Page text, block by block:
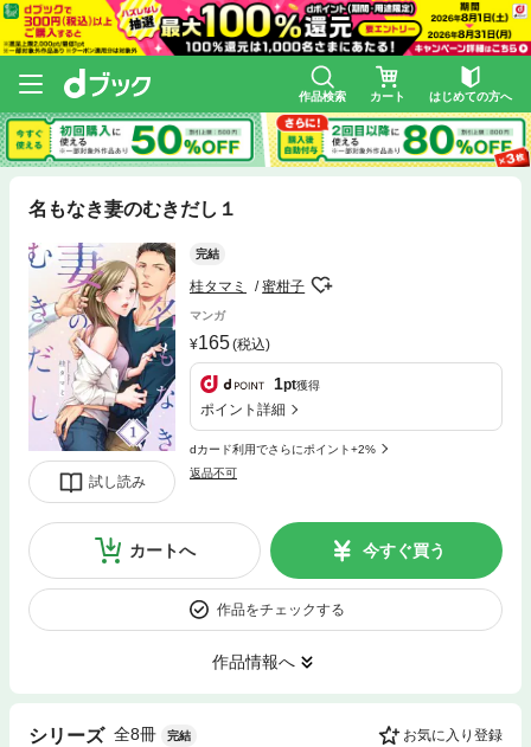
作品検索 カート はじめての方へ
名もなき妻のむきだし１
試し読み
完結
桂タマミ 蜜柑子
マンガ
165(税込)
1pt獲得
ポイント詳細
dカード利用でさらにポイント+2%
返品不可
カートへ 今すぐ買う
作品をチェックする
作品情報へ
シリーズ 全8冊 完結 お気に入り登録